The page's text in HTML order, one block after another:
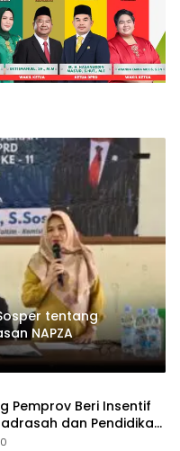
tentang
NAPZA
Pemprov Beri Insentif
dan Pendidikan
0